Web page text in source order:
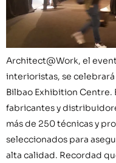
Architect@Work, el
interioristas, se celebrará
Bilbao Exhibition Centre.
fabricantes y
más de 250 técnicas y
seleccionados para
alta calidad. Recordad